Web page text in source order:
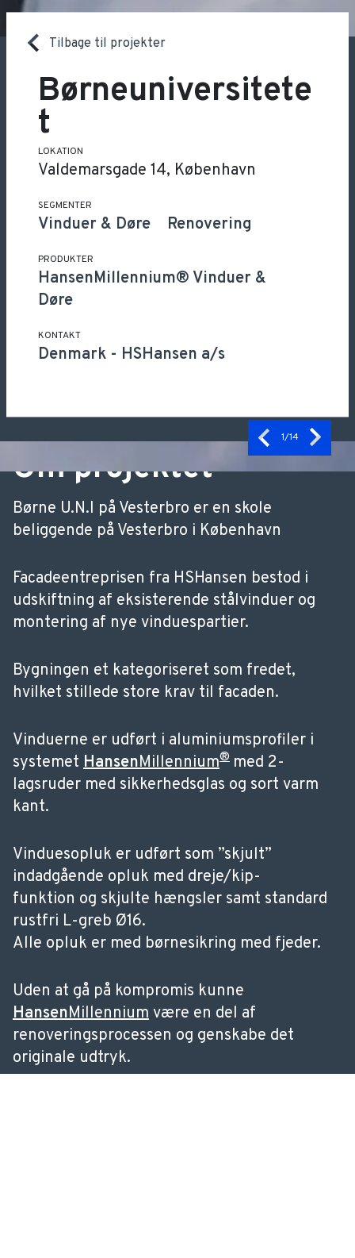
Tilbage til projekter
Børneuniversitete
t
LOKATION
Valdemarsgade 14, København
SEGMENTER
Vinduer & Døre Renovering
PRODUKTER
HansenMillennium® Vinduer &
Døre
KONTAKT
Denmark - HSHansen a/s
1/14
Om projektet
Børne U.N.I på Vesterbro er en skole
beliggende på Vesterbro i København
Facadeentreprisen fra HSHansen bestod i
udskiftning af eksisterende stålvinduer og
montering af nye vinduespartier.
Bygningen et kategoriseret som fredet,
hvilket stillede store krav til facaden.
Vinduerne er udført i aluminiumsprofiler i
systemet HansenMillennium® med 2-
lagsruder med sikkerhedsglas og sort varm
kant.
Vinduesopluk er udført som ”skjult”
indadgående opluk med dreje/kip-
funktion og skjulte hængsler samt standard
rustfri L-greb Ø16.
Alle opluk er med børnesikring med fjeder.
Uden at gå på kompromis kunne
HansenMillenniumvære en del af
renoveringsprocessen og genskabe det
originale udtryk.